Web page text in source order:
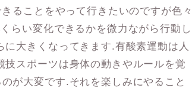
ることをやって行きたいのですが色々
らい変化できるかを微力ながら行動し
大きくなってきます.有酸素運動は人
スポーツは身体の動きやルールを覚
が大変です.それを楽しみにやること